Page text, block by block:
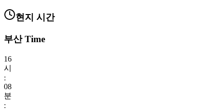
현지 시간
부산 Time
16
시
:
08
분
: